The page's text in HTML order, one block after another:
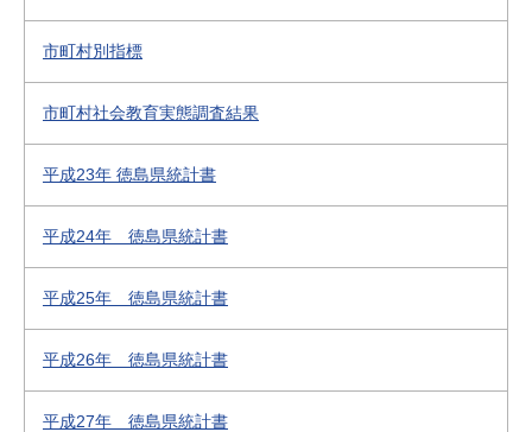
市町村別指標
市町村社会教育実態調査結果
平成23年 徳島県統計書
平成24年 徳島県統計書
平成25年 徳島県統計書
平成26年 徳島県統計書
平成27年 徳島県統計書